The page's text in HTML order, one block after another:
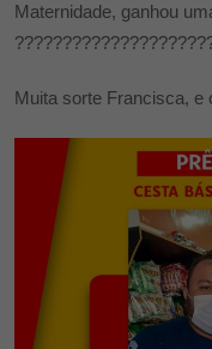
Maternidade, ganhou
Muita sorte Francisca, e